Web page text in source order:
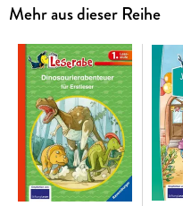
zu bewältigen. Nach jedem
lustiger Belohnungssticker
wird damit direkt belohnt!
Kinderspiel!
Mehr aus dieser Reihe